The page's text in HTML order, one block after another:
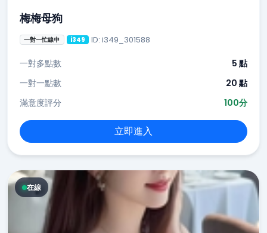
梅梅母狗
一對一忙線中 i349 ID: i349_301588
一對多點數
5 點
一對一點數
20 點
滿意度評分
100分
立即進入
在線